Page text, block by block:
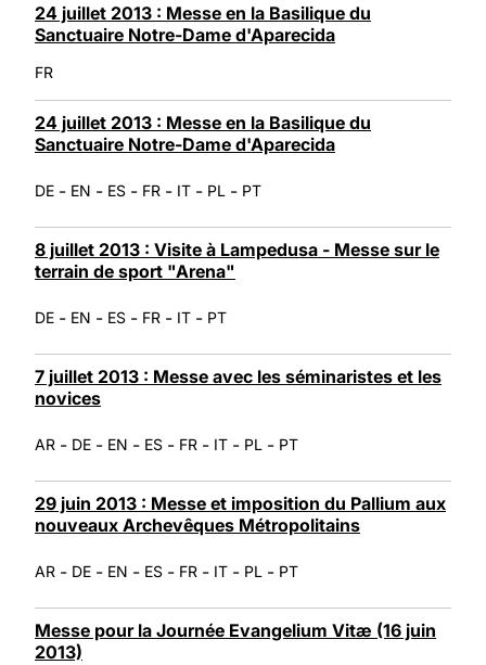
24 juillet 2013 : Messe en la Basilique du
Sanctuaire Notre-Dame d'Aparecida
FR
24 juillet 2013 : Messe en la Basilique du
Sanctuaire Notre-Dame d'Aparecida
DE - EN - ES - FR - IT - PL - PT
8 juillet 2013 : Visite à Lampedusa - Messe sur le
terrain de sport "Arena"
DE - EN - ES - FR - IT - PT
7 juillet 2013 : Messe avec les séminaristes et les
novices
AR - DE - EN - ES - FR - IT - PL - PT
29 juin 2013 : Messe et imposition du Pallium aux
nouveaux Archevêques Métropolitains
AR - DE - EN - ES - FR - IT - PL - PT
Messe pour la Journée Evangelium Vitæ (16 juin
2013)